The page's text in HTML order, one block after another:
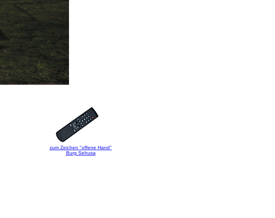
zum Zeichen "offene Hand"
Burg Sehusa